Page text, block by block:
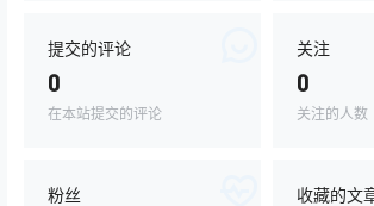
提交的评论
0
在本站提交的评论
关注
0
关注的人数
粉丝 收藏的文